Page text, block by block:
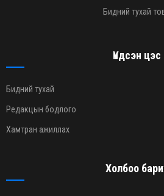
Бидний тухай
Үндсэн цэс
Бидний тухай
Редакцын бодлого
Хамтран ажиллах
Холбоо